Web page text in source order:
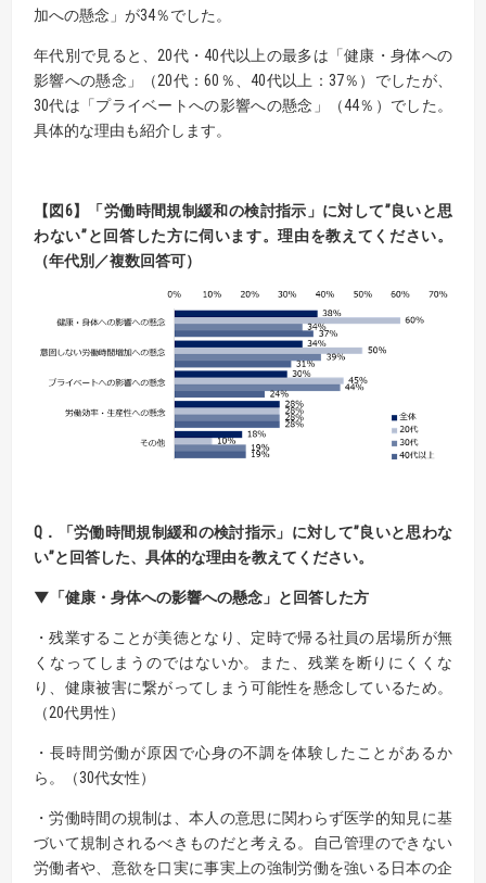
加への懸念」が34％でした。
年代別で見ると、20代・40代以上の最多は「健康・身体への
影響への懸念」（20代：60％、40代以上：37％）でしたが、
30代は「プライベートへの影響への懸念」（44％）でした。
具体的な理由も紹介します。
【 図6】「労働時間規制緩和の検討指示」 に対して”良いと思
わない”と回答した方に伺います。理由を教えてください。
（年代別／複数回答可）
Q．「労働時間規制緩和の検討指示」に対して”良いと思わな
い”と回答した、具体的な理由を教えてください。
▼「健康・身体への影響への懸念」と回答した方
・残業することが美徳となり、定時で帰る社員の居場所が無
くなってしまうのではないか。また、残業を断りにくくな
り、健康被害に繋がってしまう可能性を懸念しているため。
（20代男性）
・長時間労働が原因で心身の不調を体験したことがあるか
ら。（30代女性）
・労働時間の規制は、本人の意思に関わらず医学的知見に基
づいて規制されるべきものだと考える。自己管理のできない
労働者や、意欲を口実に事実上の強制労働を強いる日本の企